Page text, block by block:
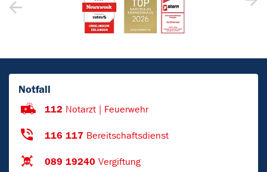
Notfall
112 Notarzt | Feuerwehr
116 117 Bereitschaftsdienst
089 19240 Vergiftung